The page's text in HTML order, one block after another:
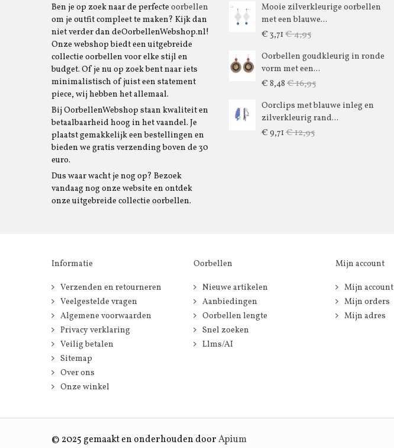
Ben je op zoek naar de perfecte oorbellen
om je outfit compleet te maken? Kijk dan
niet verder dan deOorbellenWebshop.nl!
Onze webshop biedt een uitgebreide
collectie oorbellen voor elke stijl en
budget. Of je nu op zoek bent naar iets
minimalistisch of juist een statement
piece, wij hebben het allemaal.
Bij OorbellenWebshop staan kwaliteit en
betaalbaarheid hoog in het vaandel. Je
plaatst gemakkelijk een bestellingen en
bieden we gratis verzending boven de 30
euro.
Dus waar wacht je nog op? Bezoek
vandaag nog onze website en ontdek
onze uitgebreide collectie oorbellen.
Mooie zilverkleurige oorbellen
met een blauwe...
€ 3,71 € 4,95
Oorbellen goudkleurig in ronde
vorm met een...
€ 8,48 € 16,95
Oorclips met blauwe inleg en
zilverkleurig rand...
€ 9,71 € 12,95
Informatie
Verzenden en retourneren
Veelgestelde vragen
Algemene voorwaarden
Privacy verklaring
Veilig betalen
Sitemap
Over ons
Onze winkel
Oorbellen
Nieuwe artikelen
Aanbiedingen
Oorbellen lengte
Snel zoeken
Llms/AI
Mijn account
Mijn account
Mijn orders
Mijn adres
© 2025 gemaakt en onderhouden doorApium